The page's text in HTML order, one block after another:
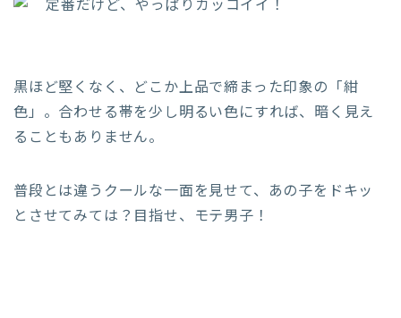
定番だけど、やっぱりカッコイイ！
黒ほど堅くなく、どこか上品で締まった印象の「紺
色」。合わせる帯を少し明るい色にすれば、暗く見え
ることもありません。
普段とは違うクールな一面を見せて、あの子をドキッ
とさせてみては？目指せ、モテ男子！